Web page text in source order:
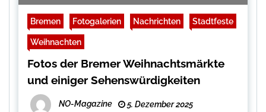
Bremen Fotogalerien Nachrichten Stadtfeste
Weihnachten
Fotos der Bremer Weihnachtsmärkte
und einiger Sehenswürdigkeiten
NO-Magazine 5. Dezember 2025